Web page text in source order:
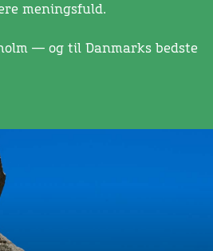
meningsfuld.
— og til Danmarks bedste